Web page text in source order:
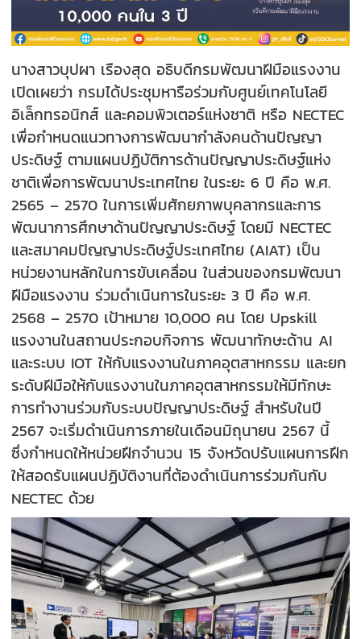
นางสาวบุปผา เรืองสุด อธิบดีกรมพัฒนาฝีมือแรงงาน
เปิดเผยว่า กรมได้ประชุมหารือร่วมกับศูนย์เทคโนโลยี
อิเล็กทรอนิกส์ และคอมพิวเตอร์แห่งชาติ หรือ NECTEC
เพื่อกำหนดแนวทางการพัฒนากำลังคนด้านปัญญา
ประดิษฐ์ ตามแผนปฏิบัติการด้านปัญญาประดิษฐ์แห่ง
ชาติเพื่อการพัฒนาประเทศไทย ในระยะ 6 ปี คือ พ.ศ.
2565 – 2570 ในการเพิ่มศักยภาพบุคลากรและการ
พัฒนาการศึกษาด้านปัญญาประดิษฐ์ โดยมี NECTEC
และสมาคมปัญญาประดิษฐ์ประเทศไทย (AIAT) เป็น
หน่วยงานหลักในการขับเคลื่อน ในส่วนของกรมพัฒนา
ฝีมือแรงงาน ร่วมดำเนินการในระยะ 3 ปี คือ พ.ศ.
2568 – 2570 เป้าหมาย 10,000 คน โดย Upskill
แรงงานในสถานประกอบกิจการ พัฒนาทักษะด้าน AI
และระบบ IOT ให้กับแรงงานในภาคอุตสาหกรรม และยก
ระดับฝีมือให้กับแรงงานในภาคอุตสาหกรรมให้มีทักษะ
การทำงานร่วมกับระบบปัญญาประดิษฐ์ สำหรับในปี
2567 จะเริ่มดำเนินการภายในเดือนมิถุนายน 2567 นี้
ซึ่งกำหนดให้หน่วยฝึกจำนวน 15 จังหวัดปรับแผนการฝึก
ให้สอดรับแผนปฏิบัติงานที่ต้องดำเนินการร่วมกันกับ
NECTEC ด้วย